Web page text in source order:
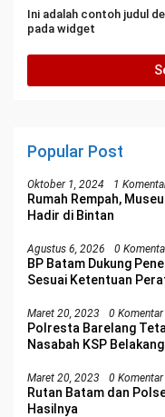
Ini adalah contoh judul
pada widget
Popular Post
Oktober 1, 2024 1
Rumah Rempah,
Hadir di Bintan
Agustus 6, 2026 0
BP Batam Dukung
Sesuai Ketentuan
Maret 20, 2023 0 Komentar
Polresta Barelang
Nasabah KSP
Maret 20, 2023 0 Komentar
Rutan Batam dan
Hasilnya